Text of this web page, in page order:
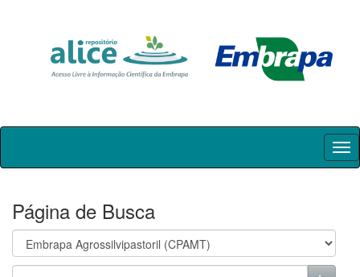
Skip
Página de Busca